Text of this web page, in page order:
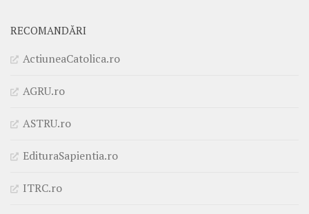
RECOMANDĂRI
ActiuneaCatolica.ro
AGRU.ro
ASTRU.ro
EdituraSapientia.ro
ITRC.ro